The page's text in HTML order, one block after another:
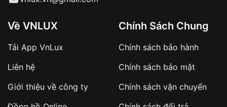
Về VNLUX
Tải App VnLux
Liên hệ
Giới thiệu về công ty
Chính Sách Chung
Chính sách bảo hành
Chính sách bảo mật
Chính sách vận chuyển